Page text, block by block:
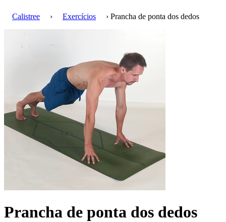
Calistree › Exercícios › Prancha de ponta dos dedos
Prancha de ponta dos dedos